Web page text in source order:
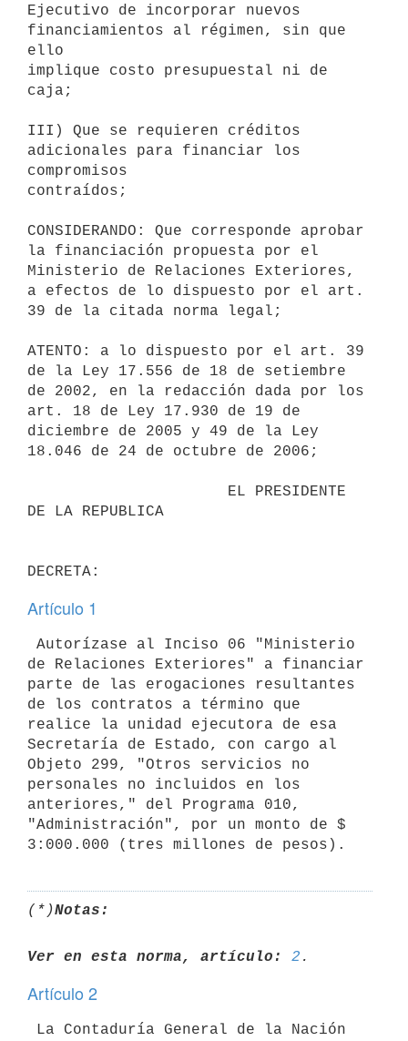
Ejecutivo de incorporar nuevos
financiamientos al régimen, sin que
ello
implique costo presupuestal ni de
caja;
III) Que se requieren créditos
adicionales para financiar los
compromisos
contraídos;
CONSIDERANDO: Que corresponde aprobar
la financiación propuesta por el
Ministerio de Relaciones Exteriores,
a efectos de lo dispuesto por el art.
39 de la citada norma legal;
ATENTO: a lo dispuesto por el art. 39
de la Ley 17.556 de 18 de setiembre
de 2002, en la redacción dada por los
art. 18 de Ley 17.930 de 19 de
diciembre de 2005 y 49 de la Ley
18.046 de 24 de octubre de 2006;
DE LA REPUBLICA
Artículo 1
de Relaciones Exteriores" a financiar
parte de las erogaciones resultantes
de los contratos a término que
realice la unidad ejecutora de esa
Secretaría de Estado, con cargo al
Objeto 299, "Otros servicios no
personales no incluidos en los
anteriores," del Programa 010,
"Administración", por un monto de $
(*)Notas:
Ver en esta norma, artículo: 2
Artículo 2